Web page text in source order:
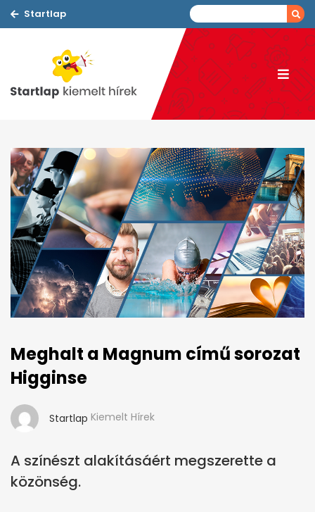
Startlap
Meghalt a Magnum című sorozat
Higginse
Startlap Kiemelt Hírek
A színészt alakításáért megszerette a
közönség.